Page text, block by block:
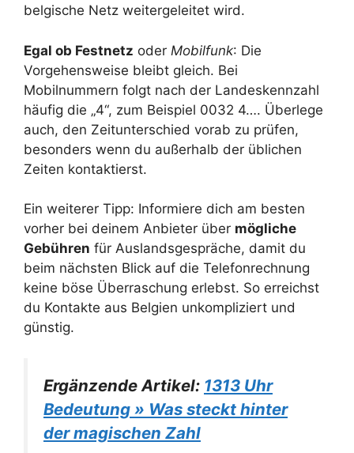
belgische Netz weitergeleitet wird.
Egal ob Festnetz oder Mobilfunk: Die
Vorgehensweise bleibt gleich. Bei
Mobilnummern folgt nach der Landeskennzahl
häufig die „4“, zum Beispiel 0032 4…. Überlege
auch, den Zeitunterschied vorab zu prüfen,
besonders wenn du außerhalb der üblichen
Zeiten kontaktierst.
Ein weiterer Tipp: Informiere dich am besten
vorher bei deinem Anbieter über mögliche
Gebühren für Auslandsgespräche, damit du
beim nächsten Blick auf die Telefonrechnung
keine böse Überraschung erlebst. So erreichst
du Kontakte aus Belgien unkompliziert und
günstig.
Ergänzende Artikel: 1313 Uhr
Bedeutung » Was steckt hinter
der magischen Zahl